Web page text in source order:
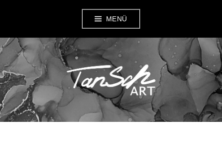
springen
MENÜ
TANSCH ART